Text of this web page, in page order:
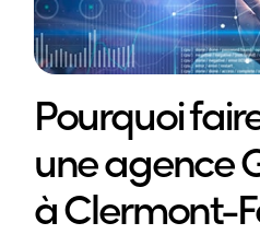
Pourquoi
une agence
à Clermont-